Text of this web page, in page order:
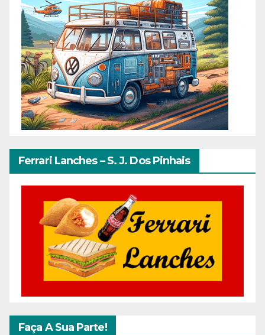
Ferrari Lanches – S. J. Dos Pinhais
Faça A Sua Parte!